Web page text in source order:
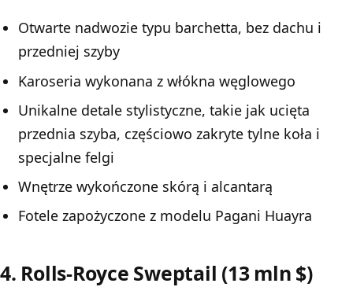
Otwarte nadwozie typu barchetta, bez dachu i
przedniej szyby
Karoseria wykonana z włókna węglowego
Unikalne detale stylistyczne, takie jak ucięta
przednia szyba, częściowo zakryte tylne koła i
specjalne felgi
Wnętrze wykończone skórą i alcantarą
Fotele zapożyczone z modelu Pagani Huayra
4. Rolls-Royce Sweptail (13 mln $)